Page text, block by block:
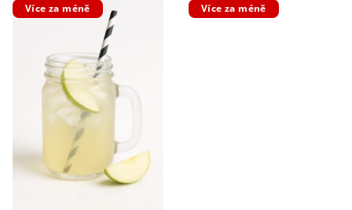
Více za méně Více za méně